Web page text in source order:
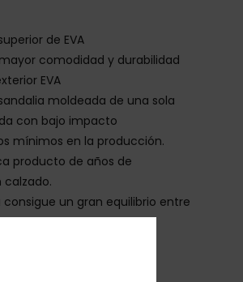
de EVA
mayor comodidad y durabilidad
EVA
moldeada de una sola
con bajo impacto
mínimos en la producción.
producto de años de
calzado.
consigue un gran equilibrio entre